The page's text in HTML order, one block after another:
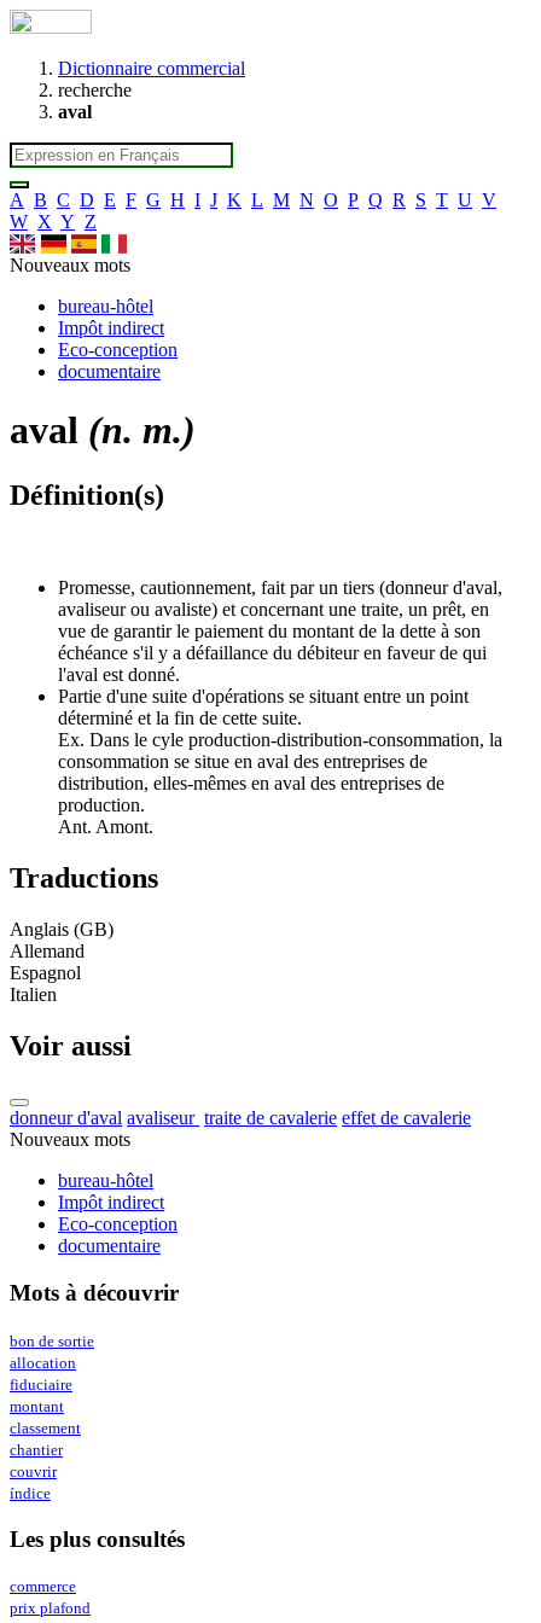
Dictionnaire commercial
recherche
aval
A B C D E F G H I J K L M N O P Q R S T U V
W X Y Z
Nouveaux mots
bureau-hôtel
Impôt indirect
Eco-conception
documentaire
aval (n. m.)
Définition(s)
Promesse, cautionnement, fait par un tiers (donneur d'aval,
avaliseur ou avaliste) et concernant une traite, un prêt, en
vue de garantir le paiement du montant de la dette à son
échéance s'il y a défaillance du débiteur en faveur de qui
l'aval est donné.
Partie d'une suite d'opérations se situant entre un point
déterminé et la fin de cette suite.
Ex. Dans le cyle production-distribution-consommation, la
consommation se situe en aval des entreprises de
distribution, elles-mêmes en aval des entreprises de
production.
Ant. Amont.
Traductions
Anglais (GB)
Allemand
Espagnol
Italien
Voir aussi
donneur d'aval avaliseur traite de cavalerie effet de cavalerie
Nouveaux mots
bureau-hôtel
Impôt indirect
Eco-conception
documentaire
Mots à découvrir
bon de sortie
allocation
fiduciaire
montant
classement
chantier
couvrir
índice
Les plus consultés
commerce
prix plafond